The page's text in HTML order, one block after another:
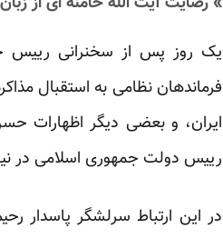
یک روز پس از سخنرانی رییس
فرماندهان نظامی به استقبال
ایران، و بعضی دیگر اظهارات
رییس دولت جمهوری اسلامی در
در این ارتباط سرلشگر پاسدار